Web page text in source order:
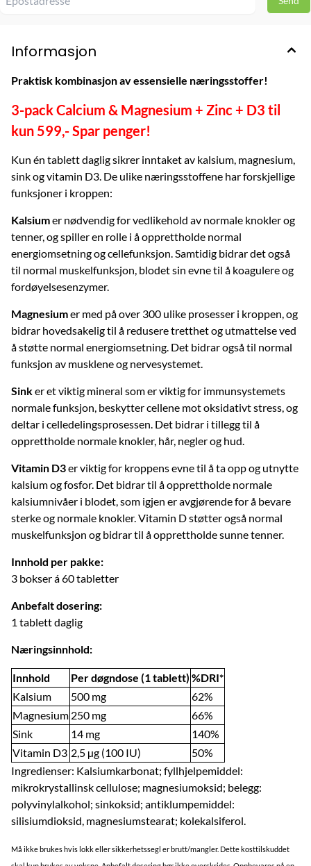
Informasjon
Praktisk kombinasjon av essensielle næringsstoffer!
3-pack Calcium & Magnesium + Zinc + D3 til
kun 599,- Spar penger!
Kun én tablett daglig sikrer inntaket av kalsium, magnesium,
sink og vitamin D3. De ulike næringsstoffene har forskjellige
funksjoner i kroppen:
Kalsiumer nødvendig for vedlikehold av normale knokler og
tenner, og spiller en rolle i å opprettholde normal
energiomsetning og cellefunksjon. Samtidig bidrar det også
til normal muskelfunksjon, blodet sin evne til å koagulere og
fordøyelsesenzymer.
Magnesiumer med på over 300 ulike prosesser i kroppen, og
bidrar hovedsakelig til å redusere tretthet og utmattelse ved
å støtte normal energiomsetning. Det bidrar også til normal
funksjon av musklene og nervesystemet.
Sinker et viktig mineral som er viktig for immunsystemets
normale funksjon, beskytter cellene mot oksidativt stress, og
deltar i celledelingsprosessen. Det bidrar i tillegg til å
opprettholde normale knokler, hår, negler og hud.
Vitamin D3er viktig for kroppens evne til å ta opp og utnytte
kalsium og fosfor. Det bidrar til å opprettholde normale
kalsiumnivåer i blodet, som igjen er avgjørende for å bevare
sterke og normale knokler. Vitamin D støtter også normal
muskelfunksjon og bidrar til å opprettholde sunne tenner.
Innhold per pakke:
3 bokser á 60 tabletter
Anbefalt dosering:
1 tablett daglig
Næringsinnhold:
Innhold Per døgndose (1 tablett) %DRI*
Kalsium
500 mg
62%
Magnesium 250 mg
66%
Sink
14 mg
140%
Vitamin D3 2,5 µg (100 IU)
50%
Ingredienser: Kalsiumkarbonat; fyllhjelpemiddel:
mikrokrystallinsk cellulose; magnesiumoksid; belegg:
polyvinylalkohol; sinkoksid; antiklumpemiddel:
silisiumdioksid, magnesiumstearat; kolekalsiferol.
Må ikke brukes hvis lokk eller sikkerhetssegl er brutt/mangler. Dette kosttilskuddet